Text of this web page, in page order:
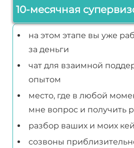
10-месячная
на этом этапе вы уже
за деньги
чат для взаимной
опытом
место, где в любой
мне вопрос и получить
разбор ваших и моих
созвоны